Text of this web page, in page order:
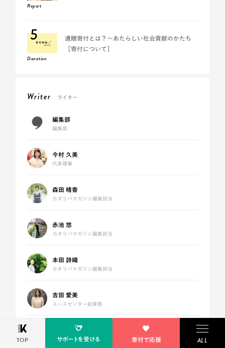
Report
5
Donation
遺贈寄付とは？～あたらしい社会貢献のかたち
［寄付について］
Writer ライター
編集部
編集部
今村 久美
代表理事
森田 晴香
カタリバマガジン編集担当
赤池 悠
カタリバマガジン編集担当
本田 詩織
カタリバマガジン編集担当
吉田 愛美
ユースセンター起業塾
和田 果樹
キッカケプログラム
TOP サポートを受ける 寄付で応援